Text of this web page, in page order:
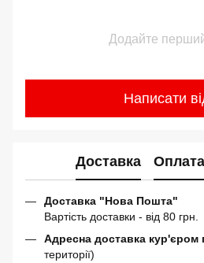
Додайте перший
Написати
Доставка Оплата
Доставка "Нова Пошта"
Вартість доставки - від 80 грн.
Адресна доставка кур'єром
території)